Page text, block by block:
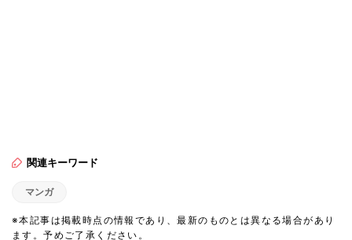
関連キーワード
マンガ
※本記事は掲載時点の情報であり、最新のものとは異なる場合があり
ます。予めご了承ください。